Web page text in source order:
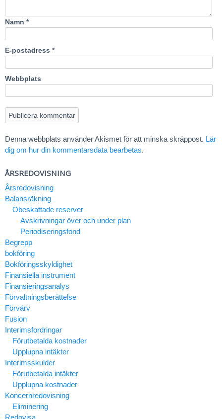
Namn *
E-postadress *
Webbplats
Denna webbplats använder Akismet för att minska skräppost. Lär
dig om hur din kommentarsdata bearbetas.
ÅRSREDOVISNING
Årsredovisning
Balansräkning
Obeskattade reserver
Avskrivningar över och under plan
Periodiseringsfond
Begrepp
bokföring
Bokföringsskyldighet
Finansiella instrument
Finansieringsanalys
Förvaltningsberättelse
Förvärv
Fusion
Interimsfordringar
Förutbetalda kostnader
Upplupna intäkter
Interimsskulder
Förutbetalda intäkter
Upplupna kostnader
Koncernredovisning
Eliminering
Redovisa